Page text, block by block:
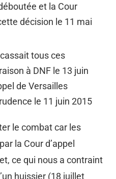
et la Cour
décision le 11 mai
tous ces
à DNF le 13 juin
de Versailles
le 11 juin 2015
le combat car les
la Cour d’appel
ce qui nous a contraint
huissier (18 juillet